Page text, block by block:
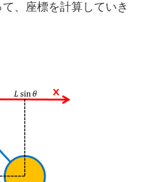
、座標を計算していき